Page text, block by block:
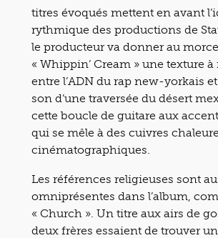
titres évoqués mettent en avant
rythmique des productions de
le producteur va donner au
« Whippin’ Cream » une texture
entre l’ADN du rap new-yorkais
son d’une traversée du désert
cette boucle de guitare aux
qui se mêle à des cuivres
cinématographiques.
Les références religieuses sont
omniprésentes dans l’album,
« Church ». Un titre aux airs de
deux frères essaient de trouver